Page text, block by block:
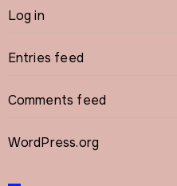
Log in
Entries feed
Comments feed
WordPress.org